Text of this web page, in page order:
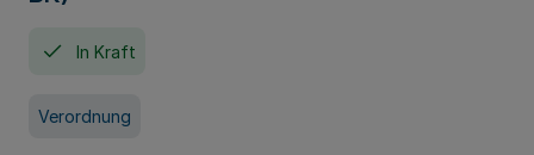
In Kraft
Verordnung